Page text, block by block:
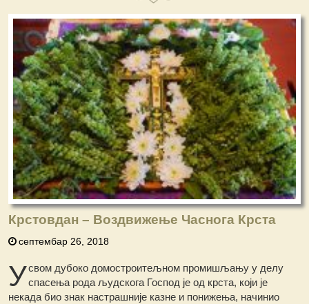
Крстовдан – Воздвижење Часнога Крста
септембар 26, 2018
Усвом дубоко домостроитељном промишљању у делу
спасења рода људскога Господ је од крста, који је
некада био знак настрашније казне и понижења, начинио